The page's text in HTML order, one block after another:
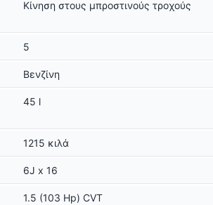
Κίνηση στους μπροστινούς τροχούς
5
Βενζίνη
45 l
1215 κιλά
6J x 16
1.5 (103 Hp) CVT